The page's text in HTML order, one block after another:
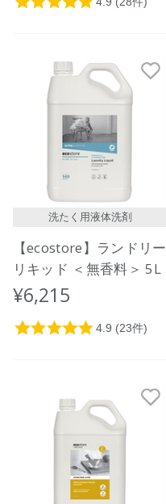
洗たく用液体洗剤
【ecostore】ランドリー
リキッド ＜無香料＞ 5L
¥6,215